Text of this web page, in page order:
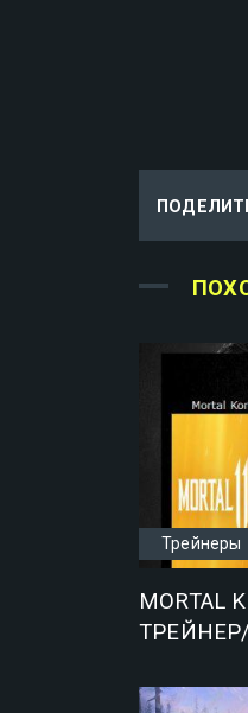
Трейнеры
MORTAL
ТРЕЙНЕР/